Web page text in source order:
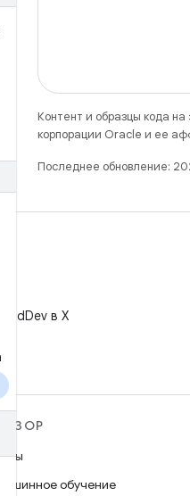
Контент и образцы кода
корпорации Oracle и ее
Последнее обновление:
в X
ОБЗОР
Машинное обучение